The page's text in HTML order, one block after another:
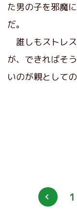
た男の子を邪魔
だ。
誰しもストレ
が、できればそ
いのが親として
1